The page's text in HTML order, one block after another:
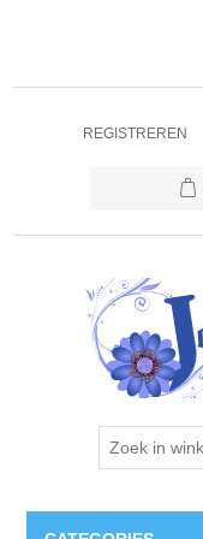
REGISTREREN